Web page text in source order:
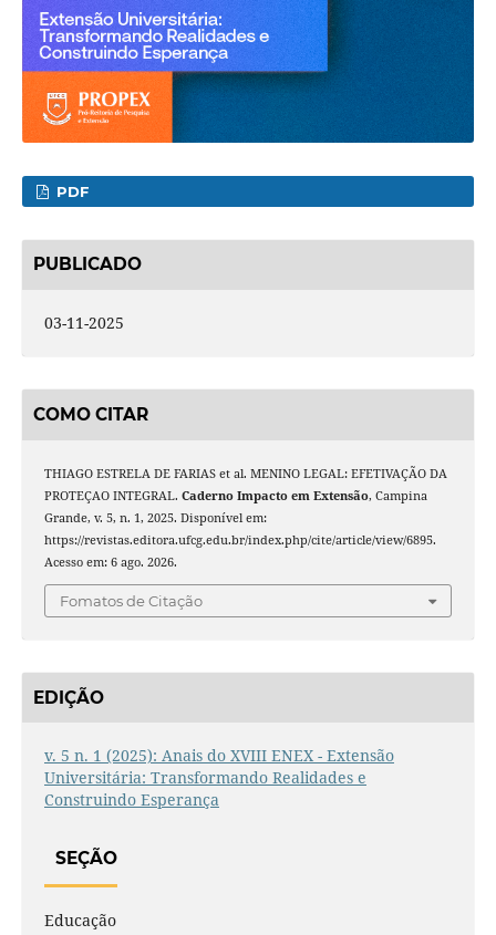
PDF
PUBLICADO
03-11-2025
COMO CITAR
THIAGO ESTRELA DE FARIAS et al. MENINO LEGAL: EFETIVAÇÃO DA
PROTEÇAO INTEGRAL. Caderno Impacto em Extensão, Campina
Grande, v. 5, n. 1, 2025. Disponível em:
https://revistas.editora.ufcg.edu.br/index.php/cite/article/view/6895.
Acesso em: 6 ago. 2026.
Fomatos de Citação
EDIÇÃO
v. 5 n. 1 (2025): Anais do XVIII ENEX - Extensão
Universitária: Transformando Realidades e
Construindo Esperança
SEÇÃO
Educação